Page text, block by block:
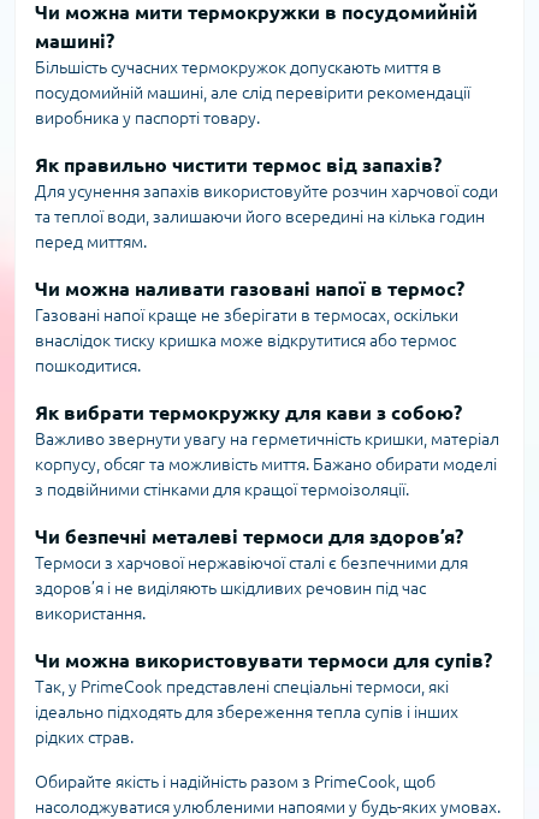
Чи можна мити термокружки в посудомийній
машині?
Більшість сучасних термокружок допускають миття в
посудомийній машині, але слід перевірити рекомендації
виробника у паспорті товару.
Як правильно чистити термос від запахів?
Для усунення запахів використовуйте розчин харчової соди
та теплої води, залишаючи його всередині на кілька годин
перед миттям.
Чи можна наливати газовані напої в термос?
Газовані напої краще не зберігати в термосах, оскільки
внаслідок тиску кришка може відкрутитися або термос
пошкодитися.
Як вибрати термокружку для кави з собою?
Важливо звернути увагу на герметичність кришки, матеріал
корпусу, обсяг та можливість миття. Бажано обирати моделі
з подвійними стінками для кращої термоізоляції.
Чи безпечні металеві термоси для здоров’я?
Термоси з харчової нержавіючої сталі є безпечними для
здоров’я і не виділяють шкідливих речовин під час
використання.
Чи можна використовувати термоси для супів?
Так, у PrimeCook представлені спеціальні термоси, які
ідеально підходять для збереження тепла супів і інших
рідких страв.
Обирайте якість і надійність разом з PrimeCook, щоб
насолоджуватися улюбленими напоями у будь-яких умовах.